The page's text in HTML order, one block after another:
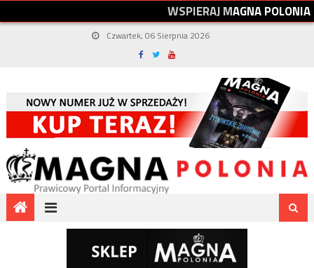
WSPIERAJMAGNAPOLONIA
Czwartek, 06 Sierpnia 2026